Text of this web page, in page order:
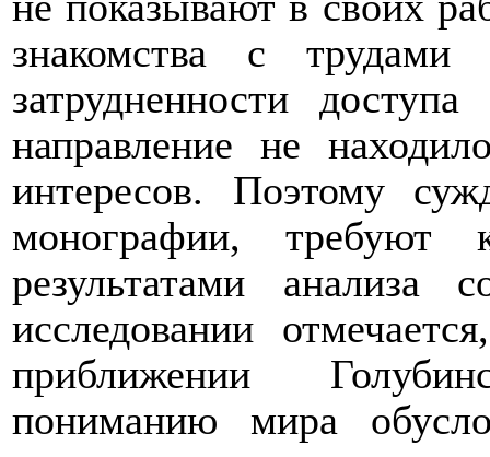
знакомства с
затрудненности
направление не
интересов. Поэтому
монографии, требуют
результатами анализа
исследовании
приближении
пониманию мира